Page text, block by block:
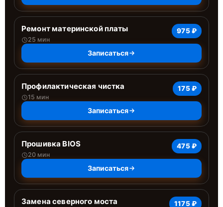
Ремонт материнской платы
25 мин
975 ₽
Записаться
Профилактическая чистка
15 мин
175 ₽
Записаться
Прошивка BIOS
20 мин
475 ₽
Записаться
Замена северного моста 1175 ₽